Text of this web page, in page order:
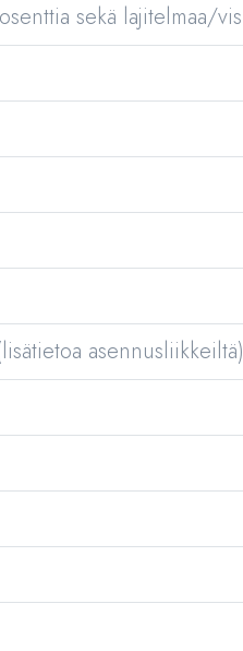
sekä lajitelmaa/